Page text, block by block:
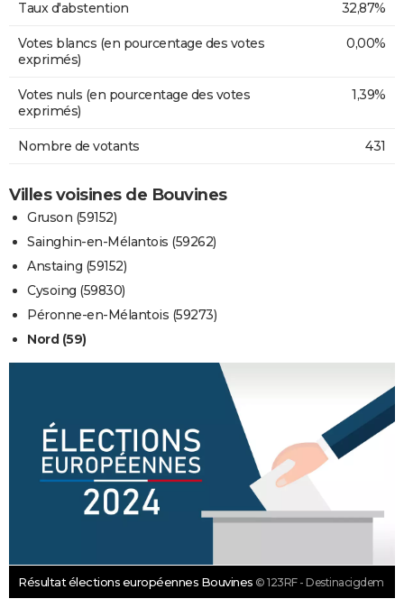
Taux d'abstention 32,87%
Votes blancs (en pourcentage des votes
exprimés)
0,00%
Votes nuls (en pourcentage des votes
exprimés)
1,39%
Nombre de votants 431
Villes voisines de Bouvines
Gruson (59152)
Sainghin-en-Mélantois (59262)
Anstaing (59152)
Cysoing (59830)
Péronne-en-Mélantois (59273)
Nord (59)
Résultat élections européennes Bouvines © 123RF - Destinacigdem